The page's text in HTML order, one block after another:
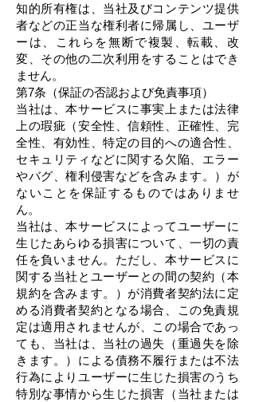
知的所有権は、当社及びコンテンツ提供
者などの正当な権利者に帰属し、ユーザ
ーは、これらを無断で複製、転載、改
変、その他の二次利用をすることはでき
ません。
第7条（保証の否認および免責事項）
当社は、本サービスに事実上または法律
上の瑕疵（安全性、信頼性、正確性、完
全性、有効性、特定の目的への適合性、
セキュリティなどに関する欠陥、エラー
やバグ、権利侵害などを含みます。）が
ないことを保証するものではありませ
ん。
当社は、本サービスによってユーザーに
生じたあらゆる損害について、一切の責
任を負いません。ただし、本サービスに
関する当社とユーザーとの間の契約（本
規約を含みます。）が消費者契約法に定
める消費者契約となる場合、この免責規
定は適用されませんが、この場合であっ
ても、当社は、当社の過失（重過失を除
きます。）による債務不履行または不法
行為によりユーザーに生じた損害のうち
特別な事情から生じた損害（当社または